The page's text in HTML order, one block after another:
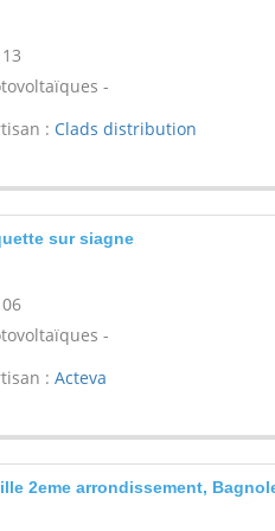
-
: Clads distribution
sur siagne
-
: Acteva
2eme arrondissement,